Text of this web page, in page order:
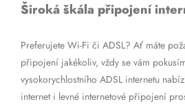
Široká škála připojení
Preferujete Wi-Fi či ADSL? Ať máte
připojení jakékoliv, vždy se vám
vysokorychlostního ADSL internetu
internet i levné internetové připojení